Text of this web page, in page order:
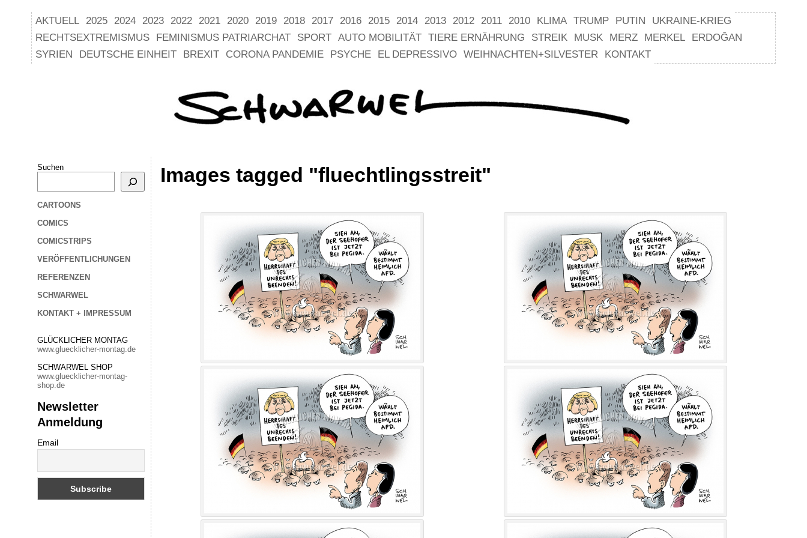
AKTUELL 2025 2024 2023 2022 2021 2020 2019 2018 2017 2016 2015 2014 2013 2012 2011 2010 KLIMA TRUMP PUTIN
UKRAINE-KRIEG
RECHTSEXTREMISMUS
FEMINISMUS PATRIARCHAT SPORT AUTO MOBILITÄT TIERE ERNÄHRUNG STREIK MUSK MERZ MERKEL
ERDOĞAN
SYRIEN
DEUTSCHE EINHEIT BREXIT CORONA PANDEMIE PSYCHE EL DEPRESSIVO WEIHNACHTEN+SILVESTER KONTAKT
Suchen
CARTOONS
COMICS
COMICSTRIPS
VERÖFFENTLICHUNGEN
REFERENZEN
SCHWARWEL
KONTAKT + IMPRESSUM
GLÜCKLICHER MONTAG
www.gluecklicher-montag.de
SCHWARWEL SHOP
www.gluecklicher-montag-
shop.de
Newsletter
Anmeldung
Email
Images tagged "fluechtlingsstreit"